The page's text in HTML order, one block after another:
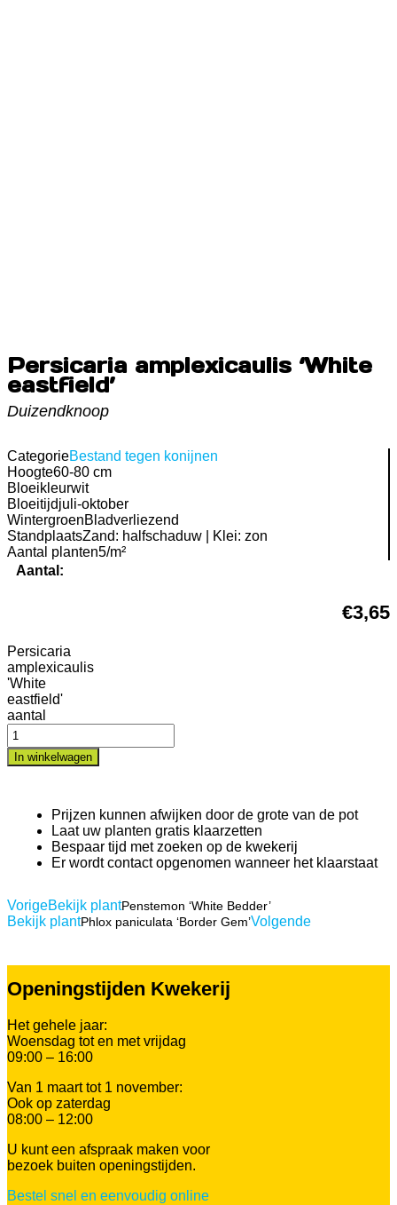
Persicaria amplexicaulis ‘White
eastfield’
Duizendknoop
CategorieBestand tegen konijnen
Hoogte60-80 cm
Bloeikleurwit
Bloeitijdjuli-oktober
WintergroenBladverliezend
StandplaatsZand: halfschaduw | Klei: zon
Aantal planten5/m²
Aantal:
€3,65
Persicaria
amplexicaulis
'White
eastfield'
aantal
In winkelwagen
Prijzen kunnen afwijken door de grote van de pot
Laat uw planten gratis klaarzetten
Bespaar tijd met zoeken op de kwekerij
Er wordt contact opgenomen wanneer het klaarstaat
VorigeBekijk plantPenstemon ‘White Bedder’
Bekijk plantPhlox paniculata ‘Border Gem’Volgende
Openingstijden Kwekerij
Het gehele jaar:
Woensdag tot en met vrijdag
09:00 – 16:00
Van 1 maart tot 1 november:
Ook op zaterdag
08:00 – 12:00
U kunt een afspraak maken voor
bezoek buiten openingstijden.
Bestel snel en eenvoudig online